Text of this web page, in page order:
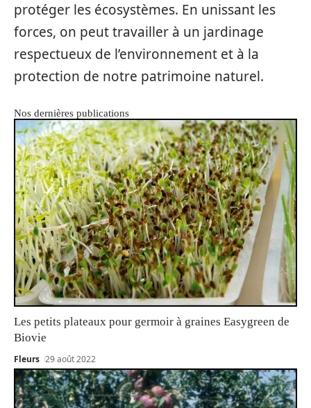
protéger les écosystèmes. En unissant les
forces, on peut travailler à un jardinage
respectueux de l’environnement et à la
protection de notre patrimoine naturel.
Nos dernières publications
Les petits plateaux pour germoir à graines Easygreen de
Biovie
Fleurs 29 août 2022